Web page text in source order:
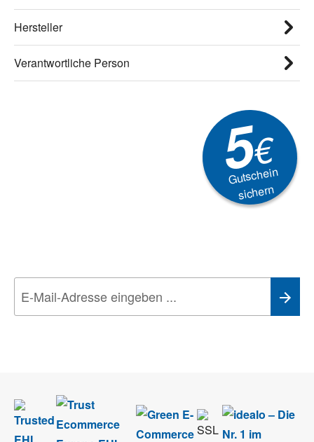
Hersteller
Verantwortliche Person
5€
Gutschein
sichern